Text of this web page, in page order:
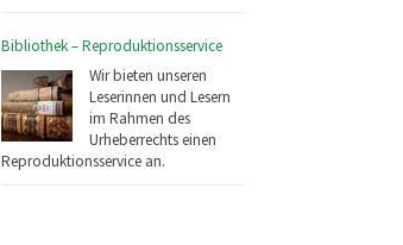
Bibliothek – Reproduktionsservice
Wir bieten unseren
Leserinnen und Lesern
im Rahmen des
Urheberrechts einen
Reproduktionsservice an.